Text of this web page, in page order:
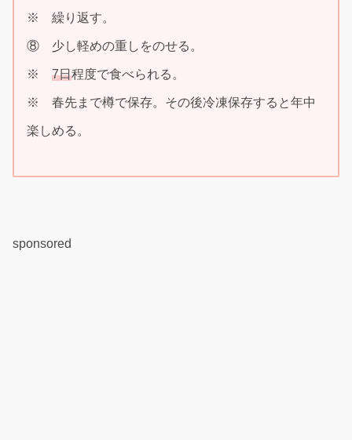
※ 繰り返す。
⑧ 少し軽めの重しをのせる。
※ 7日程度で食べられる。
※ 春先まで樽で保存。その後冷凍保存すると年中
楽しめる。
sponsored